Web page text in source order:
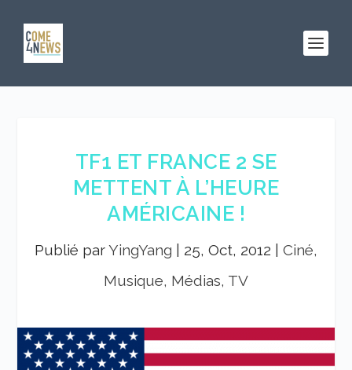
TF1 ET FRANCE 2 SE
METTENT À L’HEURE
AMÉRICAINE !
Publié parYingYang 25, Oct, 2012
Ciné,
Musique, Médias, TV